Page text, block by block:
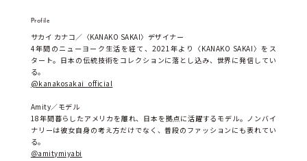
Profile
サカイ カナコ／〈KANAKO SAKAI〉デザイナー
4年間のニューヨーク生活を経て、2021年より〈KANAKO SAKAI〉をス
タート。日本の伝統技術をコレクションに落とし込み、世界に発信してい
る。
@kanakosakai_official
Amity／モデル
18年間暮らしたアメリカを離れ、日本を拠点に活躍するモデル。ノンバイ
ナリーは彼女自身の考え方だけでなく、普段のファッションにも表れてい
る。
＠amitymiyabi